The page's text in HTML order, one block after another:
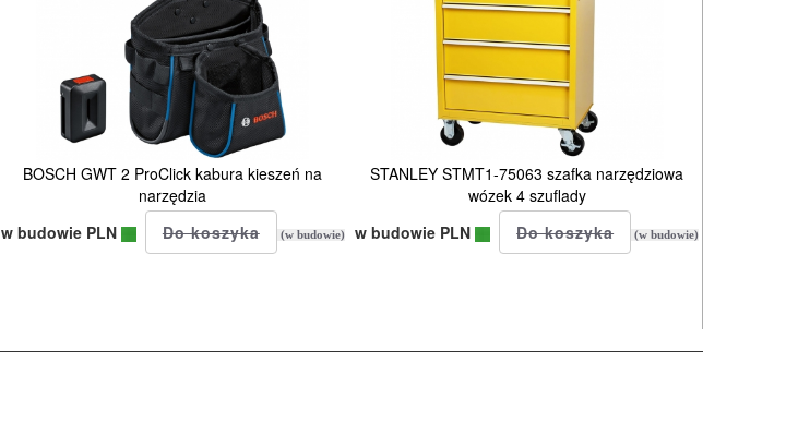
BOSCH GWT 2 ProClick kabura kieszeń na
narzędzia
w budowie PLN
(w budowie)
STANLEY STMT1-75063 szafka narzędziowa
wózek 4 szuflady
w budowie PLN
(w budowie)